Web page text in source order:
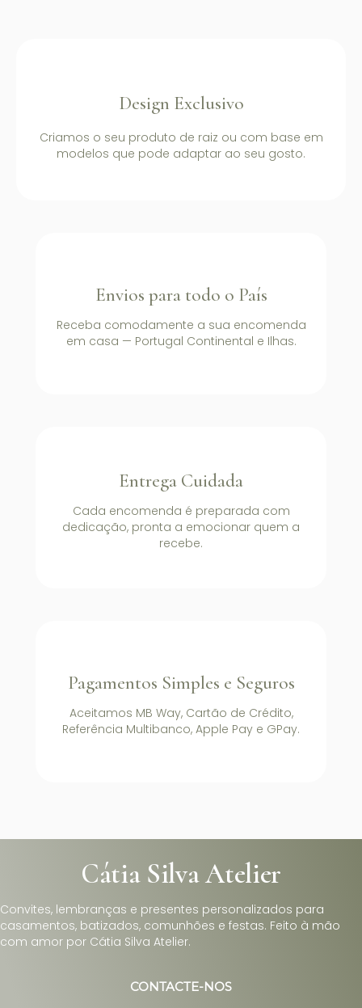
Design Exclusivo
Criamos o seu produto de raiz ou com base em
modelos que pode adaptar ao seu gosto.
Envios para todo o País
Receba comodamente a sua encomenda
em casa — Portugal Continental e Ilhas.
Entrega Cuidada
Cada encomenda é preparada com
dedicação, pronta a emocionar quem a
recebe.
Pagamentos Simples e Seguros
Aceitamos MB Way, Cartão de Crédito,
Referência Multibanco, Apple Pay e GPay.
Cátia Silva Atelier
Convites, lembranças e presentes personalizados para
casamentos, batizados, comunhões e festas. Feito à mão
com amor por Cátia Silva Atelier.
CONTACTE-NOS